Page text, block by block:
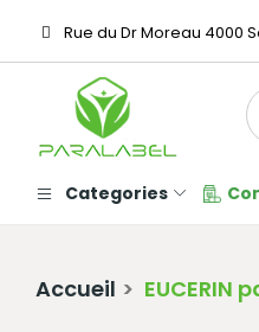
Rue du Dr Moreau 4000
Categories
Accueil EUCERIN